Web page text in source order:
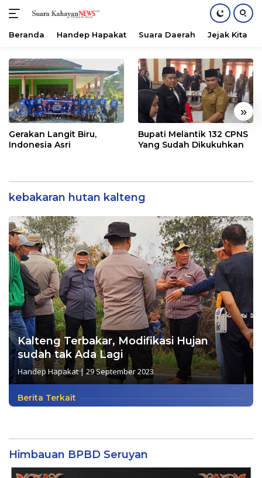
konten
Beranda Handep Hapakat Suara Daerah Jejak Kita
« »
Gerakan Langit Biru,
Indonesia Asri
Bupati Melantik 132 CPNS
Yang Sudah Dikukuhkan
kebakaran hutan kalteng
Kalteng Terbakar, Modifikasi Hujan
sudah tak Ada Lagi
Handep Hapakat|29 September 2023
Berita Terkait
Himbauan BPBD Seruyan